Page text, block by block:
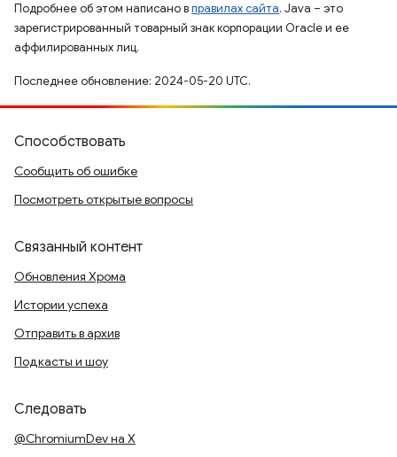
Подробнее об этом написано вправилах сайта. Java – это
зарегистрированный товарный знак корпорации Oracle и ее
аффилированных лиц.
Последнее обновление: 2024-05-20 UTC.
Способствовать
Сообщить об ошибке
Посмотреть открытые вопросы
Связанный контент
Обновления Хрома
Истории успеха
Отправить в архив
Подкасты и шоу
Следовать
@ChromiumDev на X